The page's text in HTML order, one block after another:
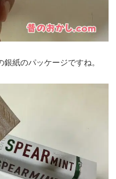
紙のパッケージですね。